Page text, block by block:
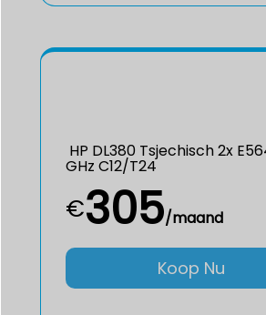
HP DL380 Tsjechisch 2x
GHz C12/T24
€305/maand
Koop Nu